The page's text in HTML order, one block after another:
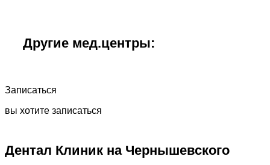
Другие мед.центры:
Записаться
вы хотите записаться
Дентал Клиник на Чернышевского